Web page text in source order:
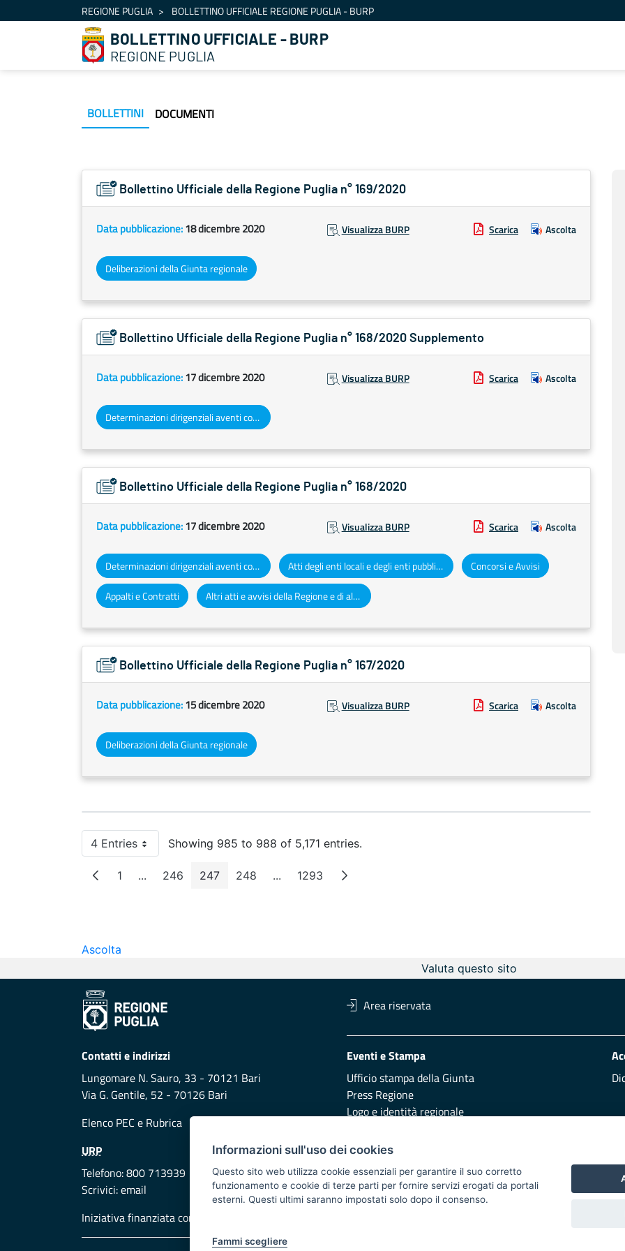
Skip to ContentREGIONE PUGLIA BOLLETTINO UFFICIALE REGIONE PUGLIA - BURP
BOLLETTINO UFFICIALE - BURP
REGIONE PUGLIA
BOLLETTINI DOCUMENTI
Bollettino Ufficiale della Regione Puglia n° 169/2020
Data pubblicazione:18 dicembre 2020 Visualizza BURP Scarica Ascolta
Deliberazioni della Giunta regionale
Bollettino Ufficiale della Regione Puglia n° 168/2020 Supplemento
Data pubblicazione:17 dicembre 2020 Visualizza BURP Scarica Ascolta
Determinazioni dirigenziali aventi contenuto di interesse generale
Bollettino Ufficiale della Regione Puglia n° 168/2020
Data pubblicazione:17 dicembre 2020 Visualizza BURP Scarica Ascolta
Determinazioni dirigenziali aventi contenuto di interesse generale Atti degli enti locali e degli enti pubblici e privati Concorsi e Avvisi
Appalti e Contratti Altri atti e avvisi della Regione e di altri enti pubblici che interessano la collettività regionale
Bollettino Ufficiale della Regione Puglia n° 167/2020
Data pubblicazione:15 dicembre 2020 Visualizza BURP Scarica Ascolta
Deliberazioni della Giunta regionale
4 EntriesPer PageShowing 985 to 988 of 5,171 entries.
Page
1 ...Intermediate Pages
Page
246 Page
247 Page
248 ...Intermediate Pages
Page
1293
Ascolta
Valuta questo sito
Area riservata
Contatti e indirizzi
Lungomare N. Sauro, 33 - 70121 Bari
Via G. Gentile, 52 - 70126 Bari
Elenco PEC e Rubrica
Eventi e Stampa
Ufficio stampa della Giunta
Press Regione
Logo e identità regionale
URP
Telefono: 800 713939
Scrivici:email
Redazione
Presentazione
Responsabili di pubblicazione
Iniziativa finanziata con risorse del POR Puglia 2014/2020 - Asse XI
Informazioni sull'uso dei cookies
Questo sito web utilizza cookie essenziali per garantire il suo corretto
funzionamento e cookie di terze parti per fornire servizi erogati da portali
esterni. Questi ultimi saranno impostati solo dopo il consenso.
Fammi scegliere